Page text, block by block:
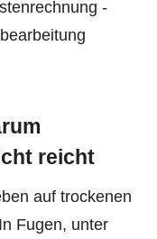
-
reicht
auf trockenen
Fugen, unter